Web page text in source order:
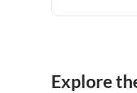
Explore